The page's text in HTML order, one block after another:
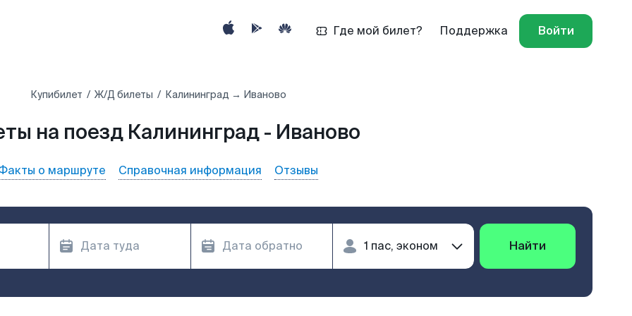
Где мой билет? Поддержка Войти
Купибилет Ж/Д билеты Калининград → Иваново
на поезд Калининград - Иваново
о маршруте Справочная информация Отзывы
Найти